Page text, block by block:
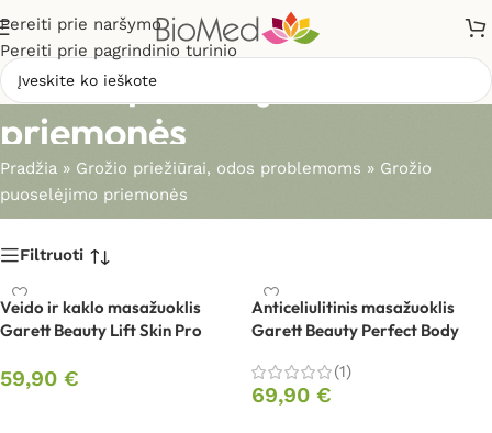
Pereiti prie naršymo
Pereiti prie pagrindinio turinio
Grožio puoselėjimo
priemonės
Pradžia » Grožio priežiūrai, odos problemoms » Grožio
puoselėjimo priemonės
Filtruoti
Veido ir kaklo masažuoklis
Garett Beauty Lift Skin Pro
59,90 €
Anticeliulitinis masažuoklis
Garett Beauty Perfect Body
(1)
69,90 €